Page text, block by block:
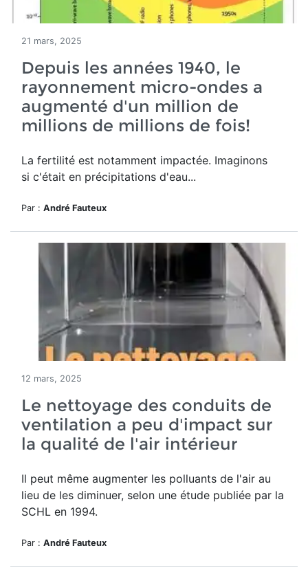
21 mars, 2025
Depuis les années 1940, le
rayonnement micro-ondes a
augmenté d'un million de
millions de millions de fois!
La fertilité est notamment impactée. Imaginons
si c'était en précipitations d'eau...
Par : André Fauteux
12 mars, 2025
Le nettoyage des conduits de
ventilation a peu d'impact sur
la qualité de l'air intérieur
Il peut même augmenter les polluants de l'air au
lieu de les diminuer, selon une étude publiée par la
SCHL en 1994.
Par : André Fauteux